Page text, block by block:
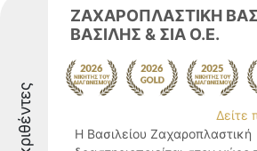
ΖΑΧΑΡΟΠΛΑΣΤΙΚΗ
ΒΑΣΙΛΗΣ & ΣΙΑ Ο.Ε.
Δείτε
Η Βασιλείου Ζαχαροπλαστική